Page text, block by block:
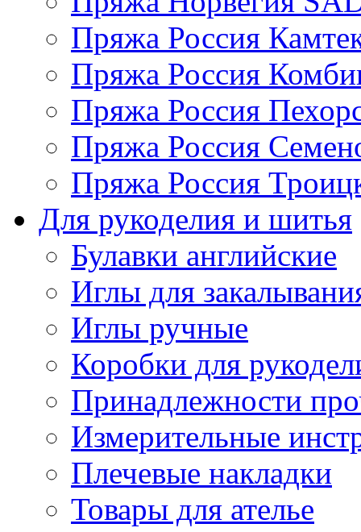
Пряжа Россия
Пряжа Россия
Пряжа Россия
Пряжа Россия
Пряжа Россия
Для рукоделия и шитья
Булавки английские
Иглы для
Иглы ручные
Коробки для
Принадлежности
Измерительные
Плечевые накладки
Товары для ателье